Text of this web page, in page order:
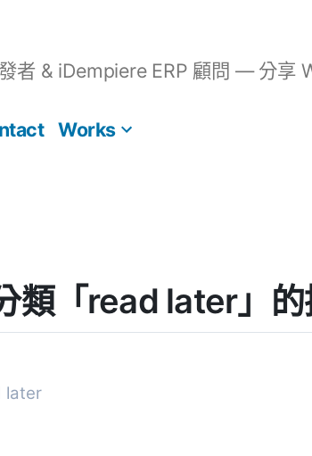
者 & iDempiere ERP 顧問 — 分享
Works
類「read later」的
later